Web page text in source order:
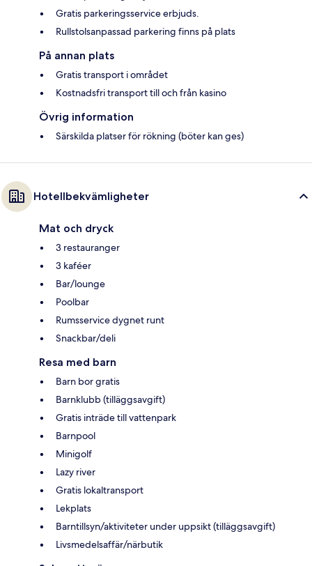
Gratis parkeringsservice erbjuds.
Rullstolsanpassad parkering finns på plats
På annan plats
Gratis transport i området
Kostnadsfri transport till och från kasino
Övrig information
Särskilda platser för rökning (böter kan ges)
Hotellbekvämligheter
Mat och dryck
3 restauranger
3 kaféer
Bar/lounge
Poolbar
Rumsservice dygnet runt
Snackbar/deli
Resa med barn
Barn bor gratis
Barnklubb (tilläggsavgift)
Gratis inträde till vattenpark
Barnpool
Minigolf
Lazy river
Gratis lokaltransport
Lekplats
Barntillsyn/aktiviteter under uppsikt (tilläggsavgift)
Livsmedelsaffär/närbutik